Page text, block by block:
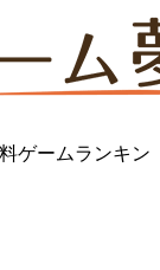
ゲームランキン